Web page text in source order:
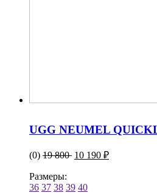
UGG NEUMEL
(0) 19 800 10 190 ₽
Размеры:
36 37 38 39 40